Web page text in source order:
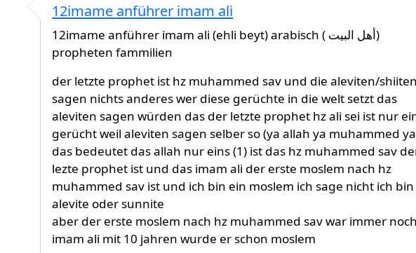
ist garnicht wahr, dassvonGast (nicht überprüft)
12imame anführer imam ali
12imame anführer imam ali (ehli beyt) arabisch ( أهل البيت)
propheten fammilien
der letzte prophet ist hz muhammed sav und die aleviten/shiiten
sagen nichts anderes wer diese gerüchte in die welt setzt das
aleviten sagen würden das der letzte prophet hz ali sei ist nur
gerücht weil aleviten sagen selber so (ya allah ya muhammed
das bedeutet das allah nur eins (1) ist das hz muhammed sav
lezte prophet ist und das imam ali der erste moslem nach hz
muhammed sav ist und ich bin ein moslem ich sage nicht ich bin
alevite oder sunnite
aber der erste moslem nach hz muhammed sav war immer noch
imam ali mit 10 jahren wurde er schon moslem